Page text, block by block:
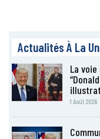
Actualités À La
La
1 Août 2026